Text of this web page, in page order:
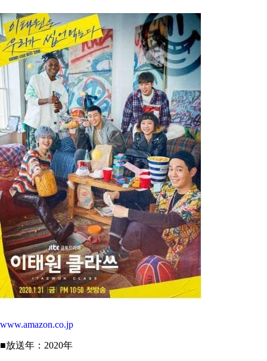
www.amazon.co.jp
■放送年：2020年